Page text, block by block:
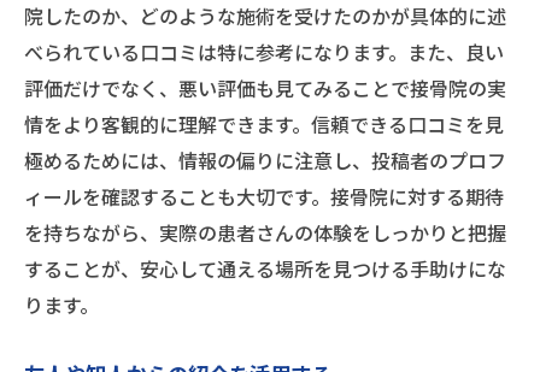
院したのか、どのような施術を受けたのかが具体的に述
べられている口コミは特に参考になります。また、良い
評価だけでなく、悪い評価も見てみることで接骨院の実
情をより客観的に理解できます。信頼できる口コミを見
極めるためには、情報の偏りに注意し、投稿者のプロフ
ィールを確認することも大切です。接骨院に対する期待
を持ちながら、実際の患者さんの体験をしっかりと把握
することが、安心して通える場所を見つける手助けにな
ります。